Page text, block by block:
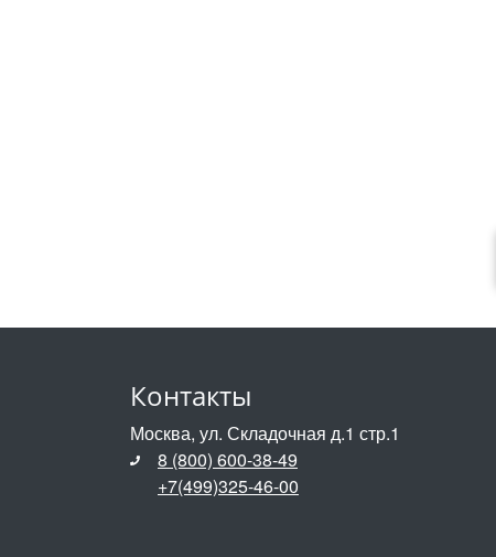
Контакты
Москва, ул. Складочная д.1 стр.1
8 (800) 600-38-49
+7(499)325-46-00